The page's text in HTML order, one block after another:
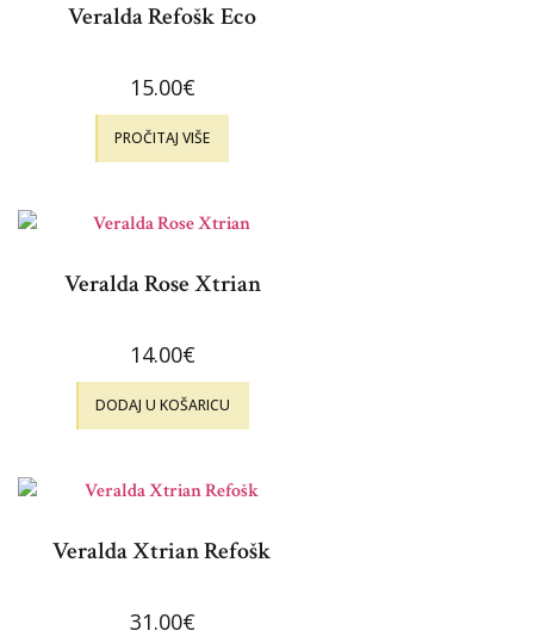
Veralda Refošk Eco
15.00€
PROČITAJ VIŠE
Veralda Rose Xtrian
14.00€
DODAJ U KOŠARICU
Veralda Xtrian Refošk
31.00€